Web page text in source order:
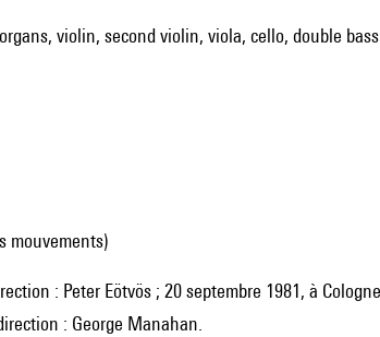
violin, second violin, viola, cello, double bass
mouvements)
: George Manahan.